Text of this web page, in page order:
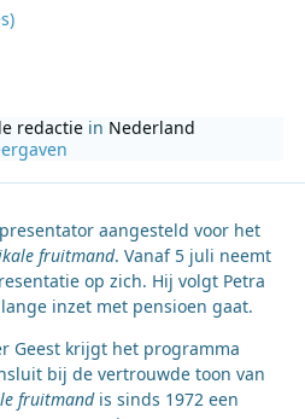
redactie in Nederland
aangesteld voor het
fruitmand. Vanaf 5 juli neemt
op zich. Hij volgt Petra
inzet met pensioen gaat.
Geest krijgt het programma
bij de vertrouwde toon van
fruitmandis sinds 1972 een